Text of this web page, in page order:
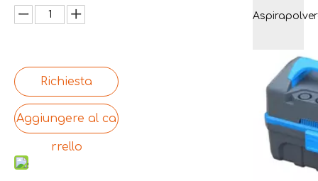
Richiesta
Aggiungere al ca
rrello